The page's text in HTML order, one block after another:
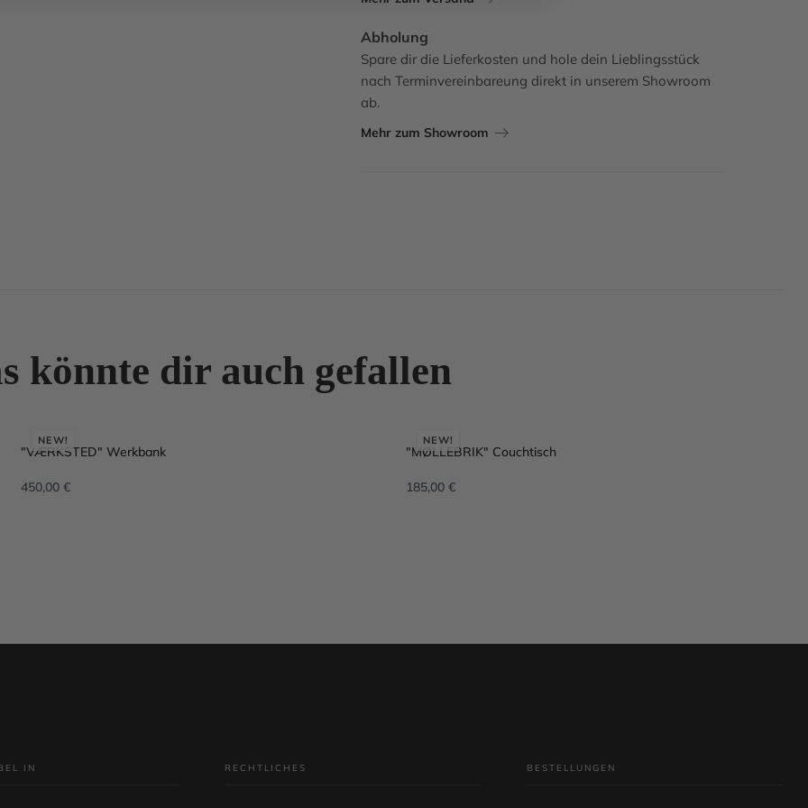
Abholung
Spare dir die Lieferkosten und hole dein Lieblingsstück
nach Terminvereinbareung direkt in unserem Showroom
ab.
Mehr zum Showroom
könnte dir auch gefallen
NEW!
"VÆRKSTED" Werkbank
450,00 €
NEW!
"MØLLEBRIK" Couchtisch
185,00 €
IN RECHTLICHES BESTELLUNGEN